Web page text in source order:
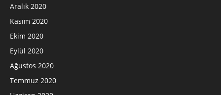
Aralık 2020
Kasım 2020
Ekim 2020
Eylül 2020
Ağustos 2020
Temmuz 2020